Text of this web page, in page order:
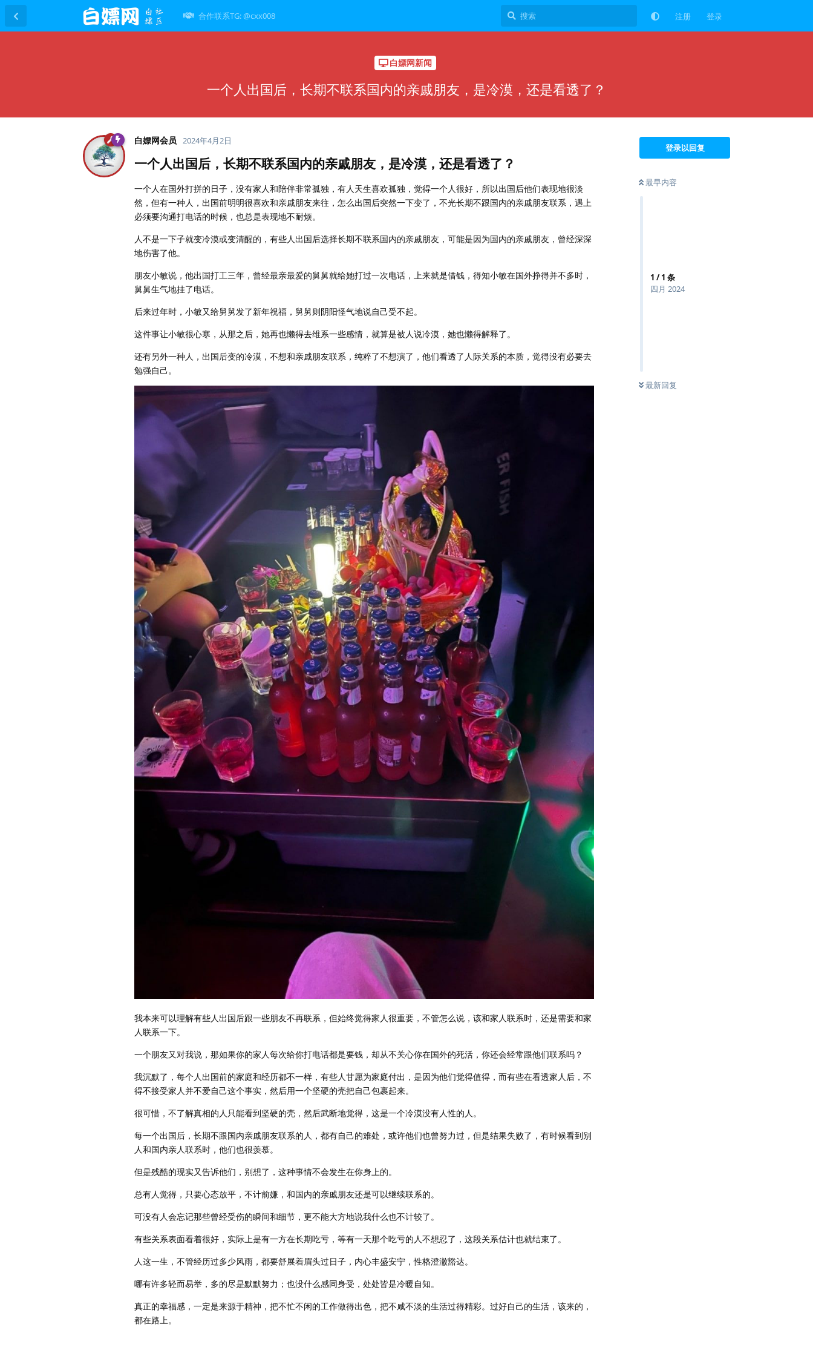
合作联系TG: @cxx008 注册 登录
白嫖网新闻
一个人出国后，长期不联系国内的亲戚朋友，是冷漠，还是看透了？
登录以回复
最早内容
1 /1 条
四月 2024
最新回复
白嫖网会员 2024年4月2日
一个人出国后，长期不联系国内的亲戚朋友，是冷漠，还是看透了？
一个人在国外打拼的日子，没有家人和陪伴非常孤独，有人天生喜欢孤独，觉得一个人很好，所以出国后他们表现地很淡
然，但有一种人，出国前明明很喜欢和亲戚朋友来往，怎么出国后突然一下变了，不光长期不跟国内的亲戚朋友联系，遇上
必须要沟通打电话的时候，也总是表现地不耐烦。
人不是一下子就变冷漠或变清醒的，有些人出国后选择长期不联系国内的亲戚朋友，可能是因为国内的亲戚朋友，曾经深深
地伤害了他。
朋友小敏说，他出国打工三年，曾经最亲最爱的舅舅就给她打过一次电话，上来就是借钱，得知小敏在国外挣得并不多时，
舅舅生气地挂了电话。
后来过年时，小敏又给舅舅发了新年祝福，舅舅则阴阳怪气地说自己受不起。
这件事让小敏很心寒，从那之后，她再也懒得去维系一些感情，就算是被人说冷漠，她也懒得解释了。
还有另外一种人，出国后变的冷漠，不想和亲戚朋友联系，纯粹了不想演了，他们看透了人际关系的本质，觉得没有必要去
勉强自己。
我本来可以理解有些人出国后跟一些朋友不再联系，但始终觉得家人很重要，不管怎么说，该和家人联系时，还是需要和家
人联系一下。
一个朋友又对我说，那如果你的家人每次给你打电话都是要钱，却从不关心你在国外的死活，你还会经常跟他们联系吗？
我沉默了，每个人出国前的家庭和经历都不一样，有些人甘愿为家庭付出，是因为他们觉得值得，而有些在看透家人后，不
得不接受家人并不爱自己这个事实，然后用一个坚硬的壳把自己包裹起来。
很可惜，不了解真相的人只能看到坚硬的壳，然后武断地觉得，这是一个冷漠没有人性的人。
每一个出国后，长期不跟国内亲戚朋友联系的人，都有自己的难处，或许他们也曾努力过，但是结果失败了，有时候看到别
人和国内亲人联系时，他们也很羡慕。
但是残酷的现实又告诉他们，别想了，这种事情不会发生在你身上的。
总有人觉得，只要心态放平，不计前嫌，和国内的亲戚朋友还是可以继续联系的。
可没有人会忘记那些曾经受伤的瞬间和细节，更不能大方地说我什么也不计较了。
有些关系表面看着很好，实际上是有一方在长期吃亏，等有一天那个吃亏的人不想忍了，这段关系估计也就结束了。
人这一生，不管经历过多少风雨，都要舒展着眉头过日子，内心丰盛安宁，性格澄澈豁达。
哪有许多轻而易举，多的尽是默默努力；也没什么感同身受，处处皆是冷暖自知。
真正的幸福感，一定是来源于精神，把不忙不闲的工作做得出色，把不咸不淡的生活过得精彩。过好自己的生活，该来的，
都在路上。